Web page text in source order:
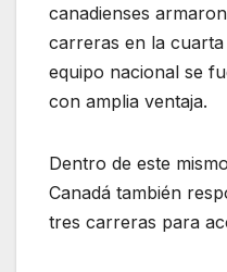
canadienses
carreras en la
equipo nacional se
con amplia ventaja.
Dentro de este
Canadá también
tres carreras para